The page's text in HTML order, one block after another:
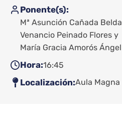
Ponente(s)
Mª Asunción Cañada Belda
Venancio Peinado Flores
María Gracia Amorós Ángel
Hora 16:45
Localización Aula Magna